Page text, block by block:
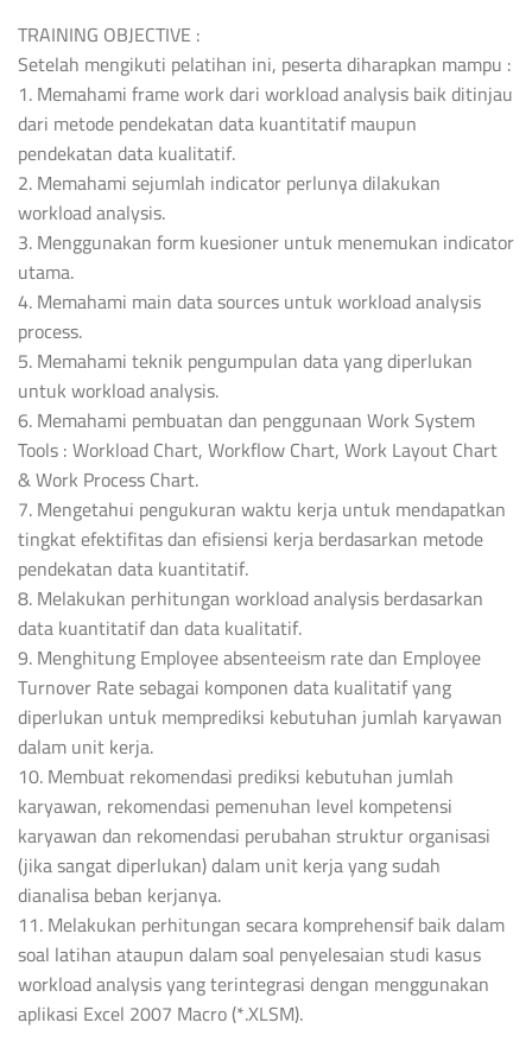
TRAINING OBJECTIVE :
Setelah mengikuti pelatihan ini, peserta diharapkan mampu :
1. Memahami frame work dari workload analysis baik ditinjau
dari metode pendekatan data kuantitatif maupun
pendekatan data kualitatif.
2. Memahami sejumlah indicator perlunya dilakukan
workload analysis.
3. Menggunakan form kuesioner untuk menemukan indicator
utama.
4. Memahami main data sources untuk workload analysis
process.
5. Memahami teknik pengumpulan data yang diperlukan
untuk workload analysis.
6. Memahami pembuatan dan penggunaan Work System
Tools : Workload Chart, Workflow Chart, Work Layout Chart
& Work Process Chart.
7. Mengetahui pengukuran waktu kerja untuk mendapatkan
tingkat efektifitas dan efisiensi kerja berdasarkan metode
pendekatan data kuantitatif.
8. Melakukan perhitungan workload analysis berdasarkan
data kuantitatif dan data kualitatif.
9. Menghitung Employee absenteeism rate dan Employee
Turnover Rate sebagai komponen data kualitatif yang
diperlukan untuk memprediksi kebutuhan jumlah karyawan
dalam unit kerja.
10. Membuat rekomendasi prediksi kebutuhan jumlah
karyawan, rekomendasi pemenuhan level kompetensi
karyawan dan rekomendasi perubahan struktur organisasi
(jika sangat diperlukan) dalam unit kerja yang sudah
dianalisa beban kerjanya.
11. Melakukan perhitungan secara komprehensif baik dalam
soal latihan ataupun dalam soal penyelesaian studi kasus
workload analysis yang terintegrasi dengan menggunakan
aplikasi Excel 2007 Macro (*.XLSM).